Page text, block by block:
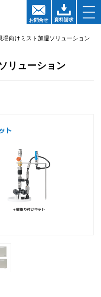
お問合せ 資料請求
場向けミスト加湿ソリューション
リューション